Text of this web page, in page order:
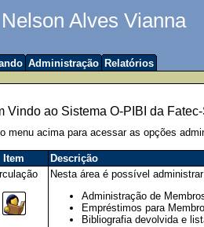
Alves Vianna
Administração Relatórios
Vindo ao Sistema O-PIBI da
menu acima para acessar as opções
Item
Descrição
Nesta área é possível
Administração de
Empréstimos para
Bibliografia devolvida e